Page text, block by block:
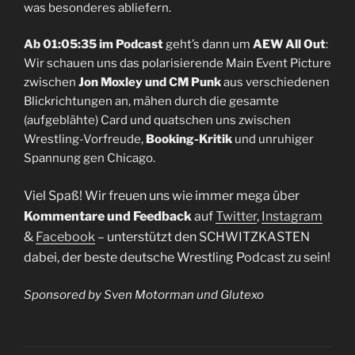
was besonderes abliefern.
Ab 01:05:35 im Podcastgeht’s dann um AEW All Out:
Wir schauen uns das polarisierende Main Event Picture
zwischen Jon Moxley und CM Punkaus verschiedenen
Blickrichtungen an, mähen durch die gesamte
(aufgeblähte) Card und quatschen uns zwischen
Wrestling-Vorfreude, Booking-Kritik und unruhiger
Spannung gen Chicago.
Viel Spaß! Wir freuen uns wie immer mega über
Kommentare und Feedback aufTwitter, Instagram
& Facebook – unterstützt den SCHWITZKASTEN
dabei, der beste deutsche Wrestling Podcast zu sein!
Sponsored by Sven Motorman und Glutexo